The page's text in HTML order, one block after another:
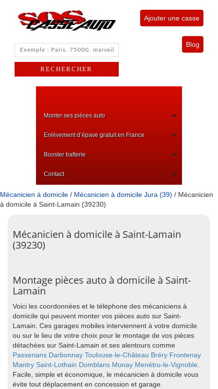
Ajouter une casse
Blog
Monter ses pièces auto
Enlèvement d’épave gratuit en France
Booster batterie
Contact
Mécanicien à domicile / Mécanicien à domicile Jura (39) / Mécanicien
à domicile à Saint-Lamain (39230)
Mécanicien à domicile à Saint-Lamain
(39230)
Montage pièces auto à domicile à Saint-
Lamain
Voici les coordonnées et le téléphone des mécaniciens à
domicile qui peuvent monter vos pièces auto sur Saint-
Lamain. Ces garages mobiles interviennent à votre domicile
ou sur le lieu de votre choix pour le montage de vos pièces
détachées sur Saint-Lamain et ses alentours comme
Passenans Darbonnay Toulouse-le-Château Bréry Frontenay
Mantry Saint-Lothain Domblans Monay Menétru-le-Vignoble.
Facile, simple et économique, le mécanicien à domicile vous
évite tout déplacement en concession et garage.